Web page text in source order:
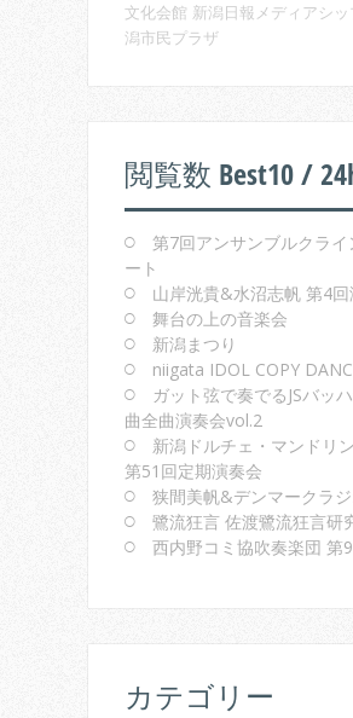
文化会館 新潟日報メディアシッ
潟市民プラザ
閲覧数 Best10 /
第7回アンサンブルクラ
ート
山岸洸貴&水沼志帆 第4回
舞台の上の音楽会
新潟まつり
niigata IDOL COPY
ガット弦で奏でるJSバッ
曲全曲演奏会vol.2
新潟ドルチェ・マンドリ
第51回定期演奏会
狭間美帆&デンマークラ
鷺流狂言 佐渡鷺流狂言研
西内野コミ協吹奏楽団 第
カテゴリー